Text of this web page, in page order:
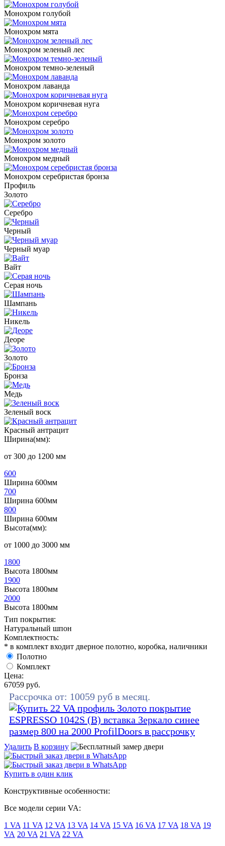
Монохром голубой
Монохром мята
Монохром зеленый лес
Монохром темно-зеленый
Монохром лаванда
Монохром коричневая нуга
Монохром серебро
Монохром золото
Монохром медный
Монохром серебристая бронза
Профиль
Золото
Серебро
Черный
Черный муар
Вайт
Серая ночь
Шампань
Никель
Деоре
Золото
Бронза
Медь
Зеленый воск
Красный антрацит
Ширина(мм):
от 300 до 1200 мм
600
Ширина 600мм
700
Ширина 600мм
800
Ширина 600мм
Высота(мм):
от 1000 до 3000 мм
1800
Высота 1800мм
1900
Высота 1800мм
2000
Высота 1800мм
Тип покрытия:
Натуральный шпон
Комплектность:
* в комплект входит дверное полотно, коробка, наличники
Полотно
Комплект
Цена:
67059 руб.
Рассрочка от: 10059 руб в месяц.
Удалить В корзину
Купить в один клик
Конструктивные особенности:
Все модели серии VA:
1 VA 11 VA 12 VA 13 VA 14 VA 15 VA 16 VA 17 VA 18 VA 19
VA 20 VA 21 VA 22 VA